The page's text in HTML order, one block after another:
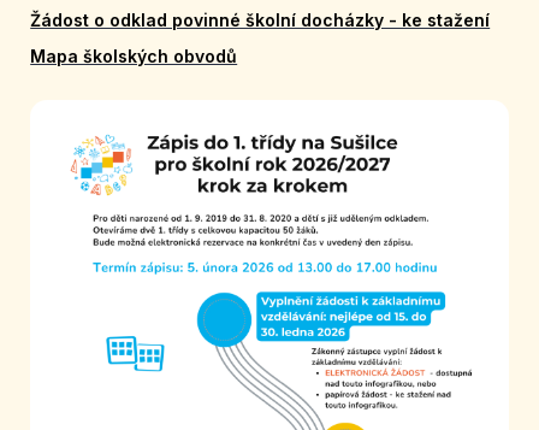
Žádost o odklad povinné školní docházky - ke stažení
Mapa školských obvodů